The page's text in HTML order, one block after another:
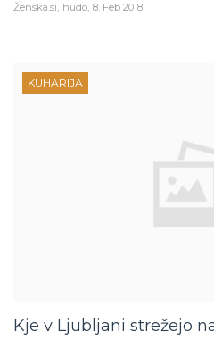
Ženska.si hudo 8. Feb 2018
KUHARIJA
Kje v Ljubljani strežejo